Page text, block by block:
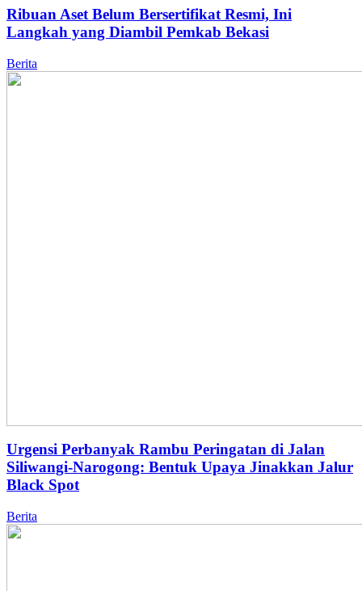
Ribuan Aset Belum Bersertifikat Resmi, Ini
Langkah yang Diambil Pemkab Bekasi
Berita
Urgensi Perbanyak Rambu Peringatan di Jalan
Siliwangi-Narogong: Bentuk Upaya Jinakkan Jalur
Black Spot
Berita